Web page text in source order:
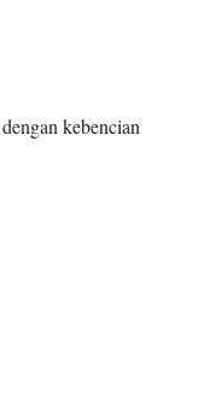
kebencian